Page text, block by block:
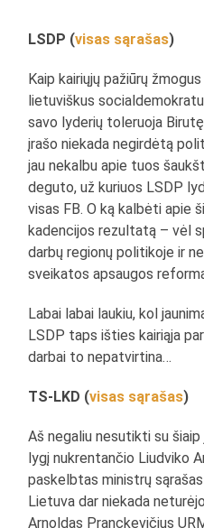
LSDP (visas sąrašas)
Kaip kairiųjų pažiūrų
lietuviškus
savo lyderių toleruoja
įrašo niekada negirdėtą
jau nekalbu apie tuos
deguto, už kuriuos LSDP
visas FB. O ką kalbėti apie
kadencijos rezultatą – vėl
darbų regionų politikoje ir
sveikatos apsaugos
Labai labai laukiu, kol
LSDP taps išties kairiąja
darbai to nepatvirtina…
TS-LKD (visas sąrašas)
Aš negaliu nesutikti su šiaip
lygį nukrentančio Liudviko
paskelbtas ministrų
Lietuva dar niekada
Arnoldas Pranckevičius